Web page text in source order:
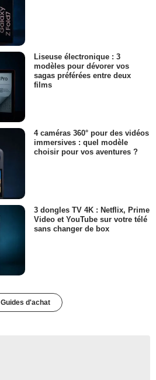
Liseuse électronique : 3
modèles pour dévorer vos
sagas préférées entre deux
films
4 caméras 360° pour des vidéos
immersives : quel modèle
choisir pour vos aventures ?
3 dongles TV 4K : Netflix, Prime
Video et YouTube sur votre télé
sans changer de box
Guides d'achat